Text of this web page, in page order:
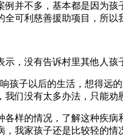
并不多，基本都是因为
可利慈善援助项目，所
，没有告诉村里其他人
子以后的生活，想得远
们没有太多办法，只能劝
样的情况，了解这种疾
，我家孩子还是比较轻的情